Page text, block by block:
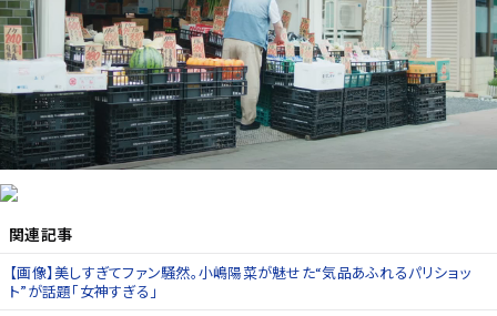
関連記事
【画像】美しすぎてファン騒然。小嶋陽菜が魅せた“気品あふれるパリショッ
ト”が話題「女神すぎる」